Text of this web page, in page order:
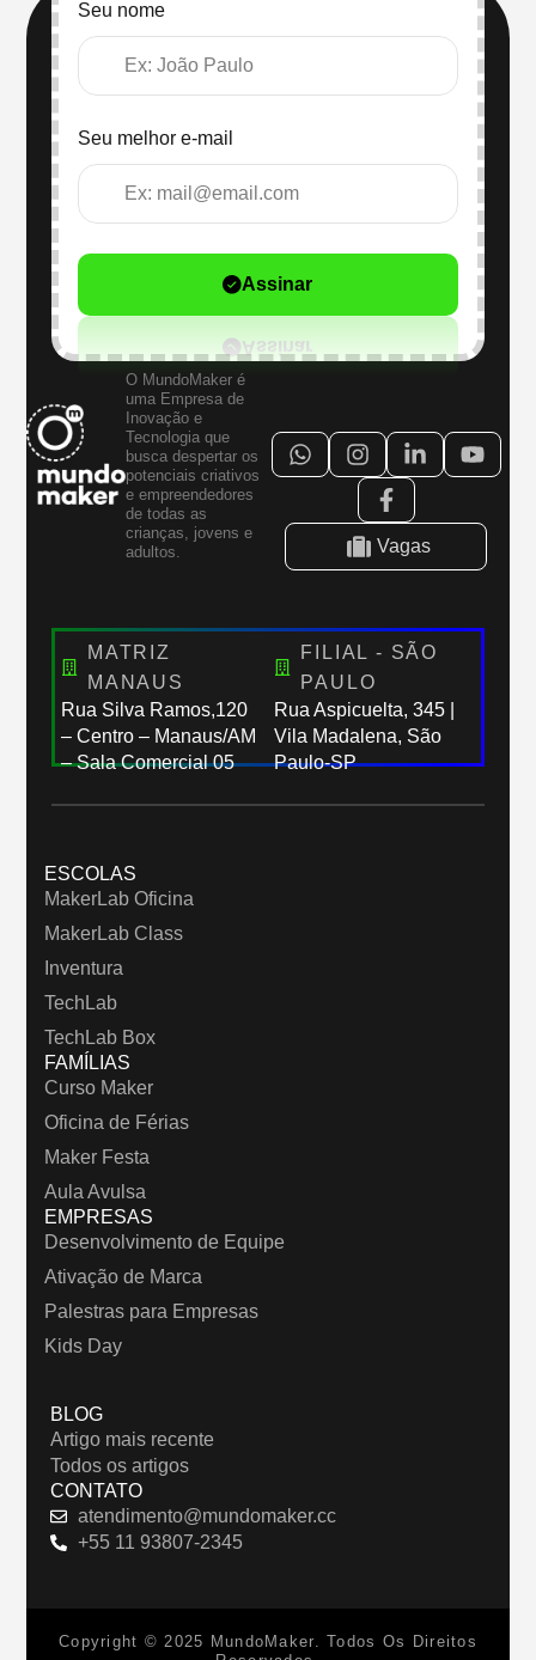
Seu nome
Seu melhor e-mail
Assinar
O MundoMaker é
uma Empresa de
Inovação e
Tecnologia que
busca despertar os
potenciais criativos
e empreendedores
de todas as
crianças, jovens e
adultos.
Vagas
MATRIZ
MANAUS
Rua Silva Ramos,120
– Centro – Manaus/AM
– Sala Comercial 05
FILIAL - SÃO
PAULO
Rua Aspicuelta, 345 |
Vila Madalena, São
Paulo-SP
ESCOLAS
MakerLab Oficina
MakerLab Class
Inventura
TechLab
TechLab Box
FAMÍLIAS
Curso Maker
Oficina de Férias
Maker Festa
Aula Avulsa
EMPRESAS
Desenvolvimento de Equipe
Ativação de Marca
Palestras para Empresas
Kids Day
BLOG
Artigo mais recente
Todos os artigos
CONTATO
atendimento@mundomaker.cc
+55 11 93807-2345
Copyright © 2025 MundoMaker. Todos Os Direitos